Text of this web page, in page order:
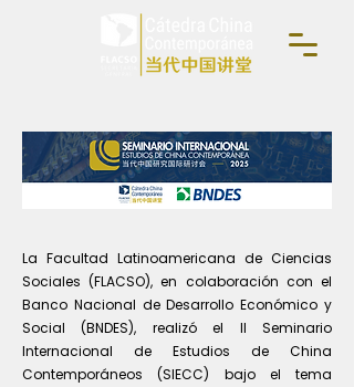
La Facultad Latinoamericana de Ciencias
Sociales (FLACSO), en colaboración con el
Banco Nacional de Desarrollo Económico y
Social (BNDES), realizó el II Seminario
Internacional de Estudios de China
Contemporáneos (SIECC) bajo el tema